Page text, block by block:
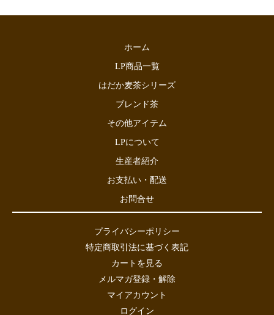
ホーム
LP商品一覧
はだか麦茶シリーズ
ブレンド茶
その他アイテム
LPについて
生産者紹介
お支払い・配送
お問合せ
プライバシーポリシー
特定商取引法に基づく表記
カートを見る
メルマガ登録・解除
マイアカウント
ログイン